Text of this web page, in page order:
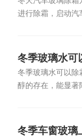
进行除霜，启动汽
冬季玻璃水可
冬季玻璃水可以除
醇的存在，能显著
冬季车窗玻璃